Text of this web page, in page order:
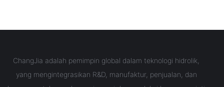
ChangJia adalah pemimpin global dalam teknologi hidrolik,
yang mengintegrasikan R&D, manufaktur, penjualan, dan